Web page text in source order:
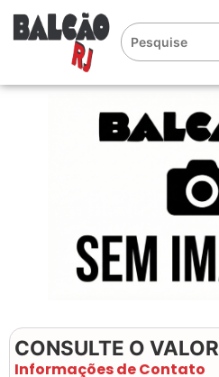
CONSULTE O VALOR
Informações de Contato